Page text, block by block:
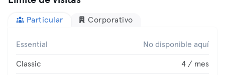
Particular Corporativo
Essential No disponible aquí
Classic 4 / mes